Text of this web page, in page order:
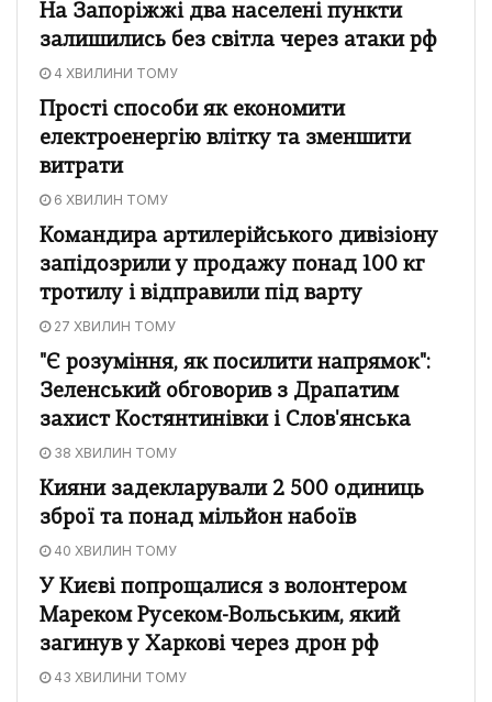
На Запоріжжі два населені пункти
залишились без світла через атаки рф
4 ХВИЛИНИ ТОМУ
Прості способи як економити
електроенергію влітку та зменшити
витрати
6 ХВИЛИН ТОМУ
Командира артилерійського дивізіону
запідозрили у продажу понад 100 кг
тротилу і відправили під варту
27 ХВИЛИН ТОМУ
"Є розуміння, як посилити напрямок":
Зеленський обговорив з Драпатим
захист Костянтинівки і Слов'янська
38 ХВИЛИН ТОМУ
Кияни задекларували 2 500 одиниць
зброї та понад мільйон набоїв
40 ХВИЛИН ТОМУ
У Києві попрощалися з волонтером
Мареком Русеком-Вольським, який
загинув у Харкові через дрон рф
43 ХВИЛИНИ ТОМУ